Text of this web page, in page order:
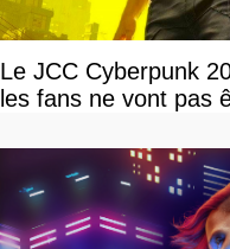
Le JCC Cyberpunk
les fans ne vont pas